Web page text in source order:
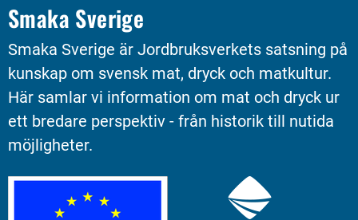
Smaka Sverige
Smaka Sverige är Jordbruksverkets satsning på
kunskap om svensk mat, dryck och matkultur.
Här samlar vi information om mat och dryck ur
ett bredare perspektiv - från historik till nutida
möjligheter.